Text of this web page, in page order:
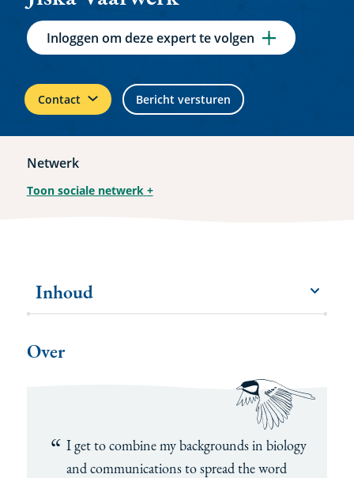
Inloggen om deze expert te volgen
Contact Bericht versturen
Netwerk
Toon sociale netwerk +
Inhoud
Meer
menu
items
Over
I get to combine my backgrounds in biology
and communications to spread the word